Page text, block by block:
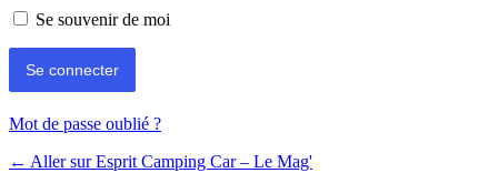
Se souvenir de moi
Mot de passe oublié ?
← Aller sur Esprit Camping Car – Le Mag'